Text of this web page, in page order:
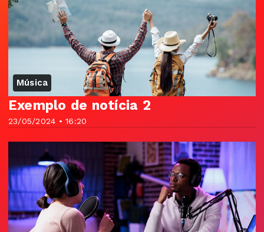
Música
23/05/2024 • 16:20
Exemplo de notícia 2